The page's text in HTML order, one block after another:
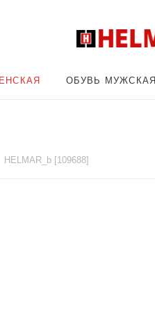
ОБУВЬ МУЖСКАЯ
HELMAR_b [109688]